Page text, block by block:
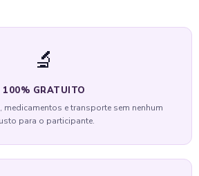
🔬
100% GRATUITO
medicamentos e transporte sem nenhum
para o participante.